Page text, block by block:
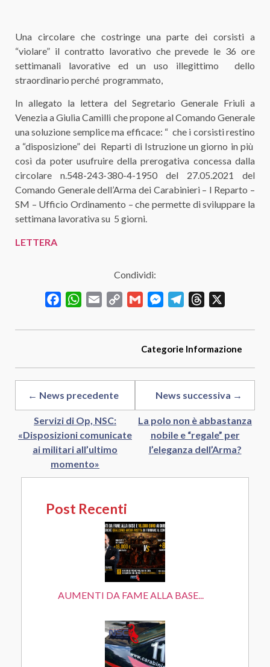
Una circolare che costringe una parte dei corsisti a
“violare” il contratto lavorativo che prevede le 36 ore
settimanali lavorative ed un uso illegittimo dello
straordinario perché programmato,
In allegato la lettera del Segretario Generale Friuli a
Venezia a Giulia Camilli che propone al Comando Generale
una soluzione semplice ma efficace: “ che i corsisti restino
a “disposizione” dei Reparti di Istruzione un giorno in più
così da poter usufruire della prerogativa concessa dalla
circolare n.548-243-380-4-1950 del 27.05.2021 del
Comando Generale dell’Arma dei Carabinieri – I Reparto –
SM – Ufficio Ordinamento – che permette di sviluppare la
settimana lavorativa su 5 giorni.
LETTERA
Condividi:
FacebookWhatsApp
Email
Copy
Gmail MessengerTelegramThreads
Categorie Informazione
← News precedente
Servizi di Op, NSC:
«Disposizioni comunicate
ai militari all’ultimo
momento»
News successiva →
La polo non è abbastanza
nobile e “regale” per
l’eleganza dell’Arma?
Post Recenti
AUMENTI DA FAME ALLA BASE...